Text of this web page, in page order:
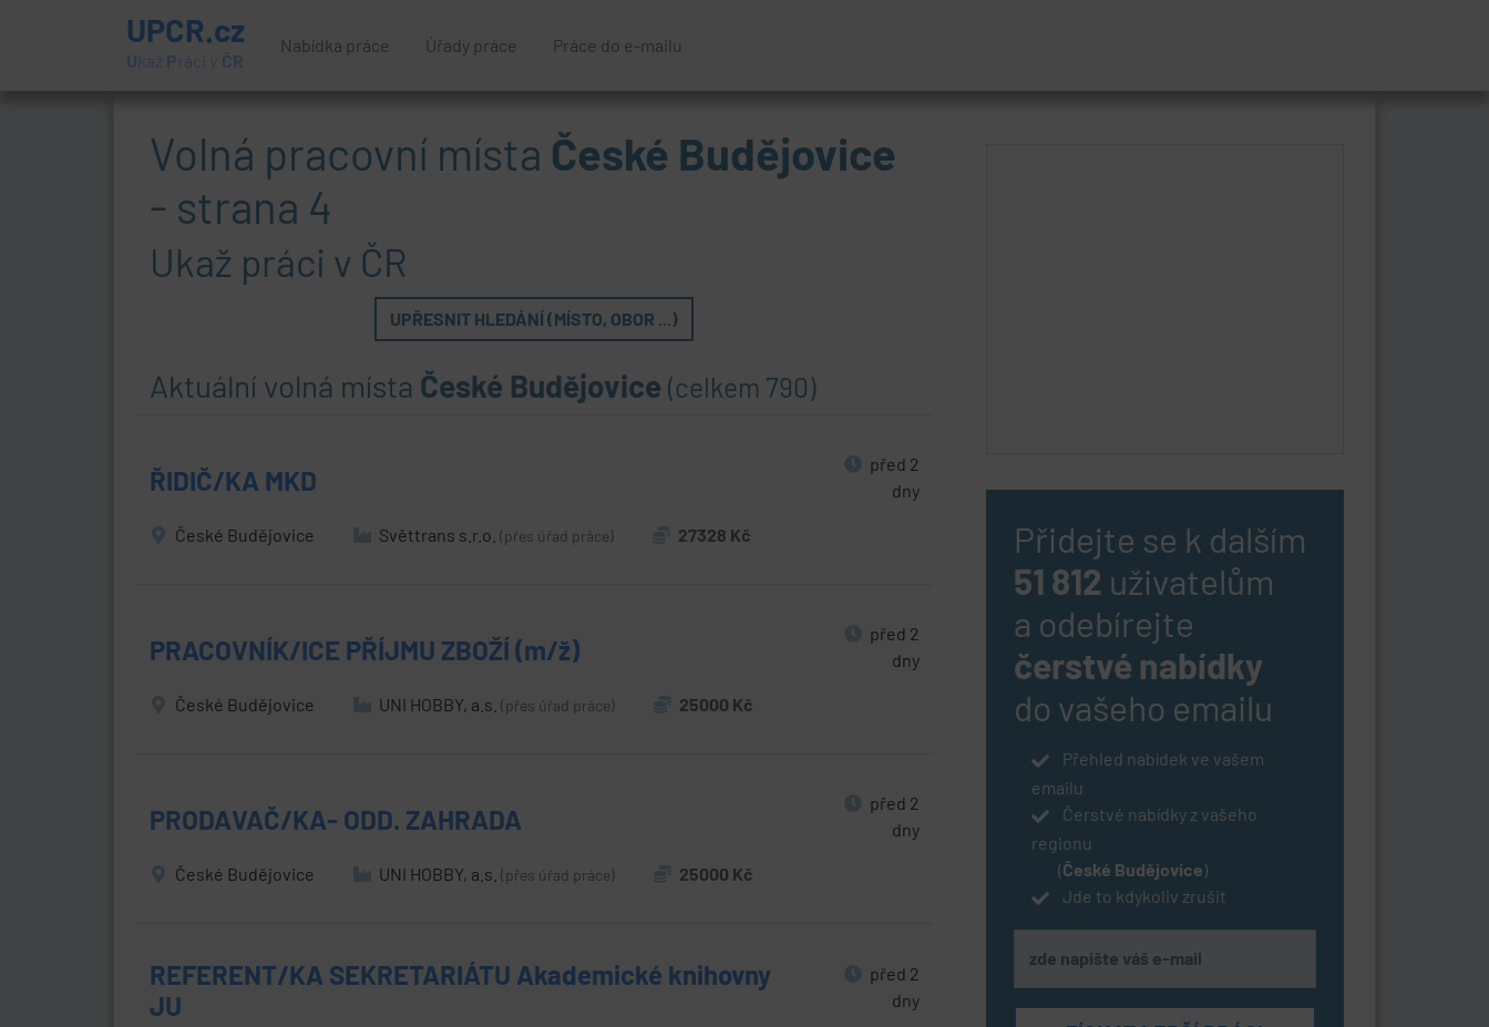
UPCR.cz
U kaž P ráci v ČR
Nabídka práce Úřady práce Práce do e-mailu
Volná pracovní místa České Budějovice
- strana 4
Ukaž práci v ČR
UPŘESNIT HLEDÁNÍ (MÍSTO, OBOR ...)
Aktuální volná místa České Budějovice (celkem 790)
ŘIDIČ/KA MKD
před 2
dny
České Budějovice Světtrans s.r.o. (přes úřad práce) 27328 Kč
PRACOVNÍK/ICE PŘÍJMU ZBOŽÍ (m/ž)
před 2
dny
České Budějovice UNI HOBBY, a.s. (přes úřad práce) 25000 Kč
PRODAVAČ/KA- ODD. ZAHRADA
před 2
dny
České Budějovice UNI HOBBY, a.s. (přes úřad práce) 25000 Kč
REFERENT/KA SEKRETARIÁTU Akademické knihovny
JU
před 2
dny
Přidejte se k dalším
51 812 uživatelům
a odebírejte
čerstvé nabídky
do vašeho emailu
Přehled nabídek ve vašem
emailu
Čerstvé nabídky z vašeho
regionu
(České Budějovice)
Jde to kdykoliv zrušit